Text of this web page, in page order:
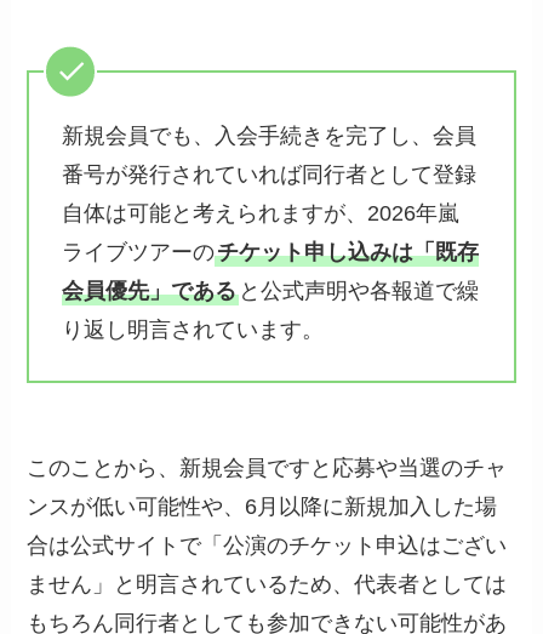
新規会員でも、入会手続きを完了し、会員
番号が発行されていれば同行者として登録
自体は可能と考えられますが、2026年嵐
ライブツアーのチケット申し込みは「既存
会員優先」である と公式声明や各報道で繰
り返し明言されています。
このことから、新規会員ですと応募や当選のチャ
ンスが低い可能性や、6月以降に新規加入した場
合は公式サイトで「公演のチケット申込はござい
ません」と明言されているため、代表者としては
もちろん同行者としても参加できない可能性があ